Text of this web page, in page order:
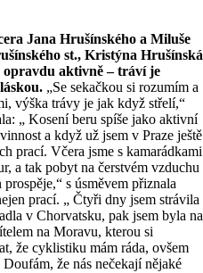
Jana Hrušínského a Miluše
st., Kristýna Hrušínská
aktivně – tráví je
„Se sekačkou si rozumím a
výška trávy je jak když střelí,“
„ Kosení beru spíše jako aktivní
a když už jsem v Praze ještě
prací. Včera jsme s kamarádkami
a tak pobyt na čerstvém vzduchu
s úsměvem přiznala
prací. „ Čtyři dny jsem strávila
v Chorvatsku, pak jsem byla na
na Moravu, kterou si
že cyklistiku mám ráda, ovšem
že nás nečekají nějaké